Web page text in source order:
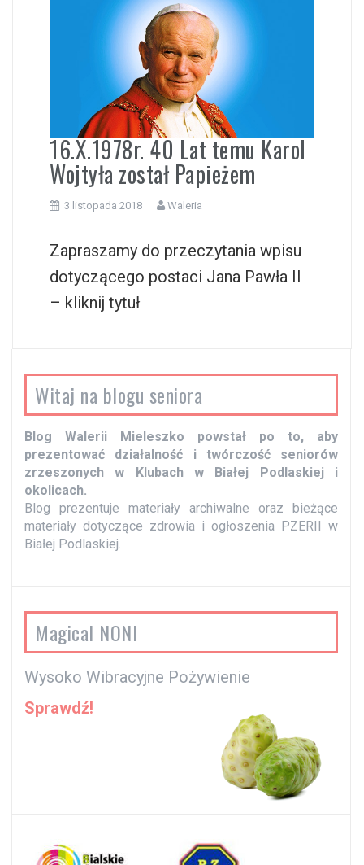
16.X.1978r. 40 Lat temu Karol
Wojtyła został Papieżem
3 listopada 2018 Waleria
Zapraszamy do przeczytania wpisu
dotyczącego postaci Jana Pawła II
– kliknij tytuł
Witaj na blogu seniora
Blog Walerii Mieleszko powstał po to, aby
prezentować działalność i twórczość seniorów
zrzeszonych w Klubach w Białej Podlaskiej i
okolicach.
Blog prezentuje materiały archiwalne oraz bieżące
materiały dotyczące zdrowia i ogłoszenia PZERII w
Białej Podlaskiej.
Magical NONI
Wysoko Wibracyjne Pożywienie
Sprawdź!